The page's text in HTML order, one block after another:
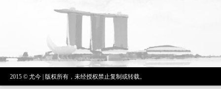
2015 © 尤今 | 版权所有，未经授权禁止复制或转载。